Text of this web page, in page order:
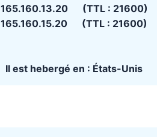
165.160.13.20 (TTL : 21600)
165.160.15.20 (TTL : 21600)
Il est hebergé en : États-Unis